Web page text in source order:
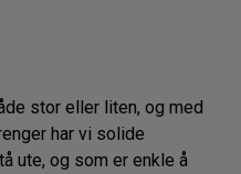
stor eller liten, og med
har vi solide
ute, og som er enkle å